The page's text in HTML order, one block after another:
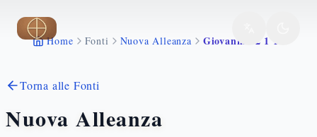
Vai al contenuto principale
Home Fonti Nuova Alleanza Giovanni 12 1 11
Torna alle Fonti
Nuova Alleanza